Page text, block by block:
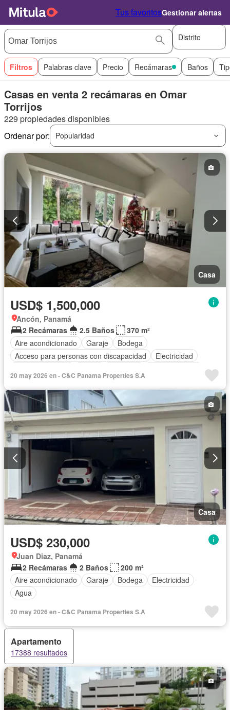
Tus favoritosGestionar alertas
Distrito
Filtros Palabras clave Precio Recámaras Baños
Casas en venta 2 recámaras en Omar
Torrijos
229 propiedades disponibles
Ordenar por:
Popularidad
Casa
USD$ 1,500,000
Ancón, Panamá
2 Recámaras
2.5 Baños
370 m²
Aire acondicionado
Garaje
Bodega
Acceso para personas con discapacidad
Electricidad
Jacuzzi
Gas natural Vista panorámica
Cuarto de servicio
Piscina Cancha de tenis
Patio
20 may 2026 en - C&C Panama Properties S.A
Casa
USD$ 230,000
Juan Diaz, Panamá
2 Recámaras
2 Baños
200 m²
Aire acondicionado
Garaje Bodega
Electricidad
Agua
20 may 2026 en - C&C Panama Properties S.A
Apartamento
17388 resultados